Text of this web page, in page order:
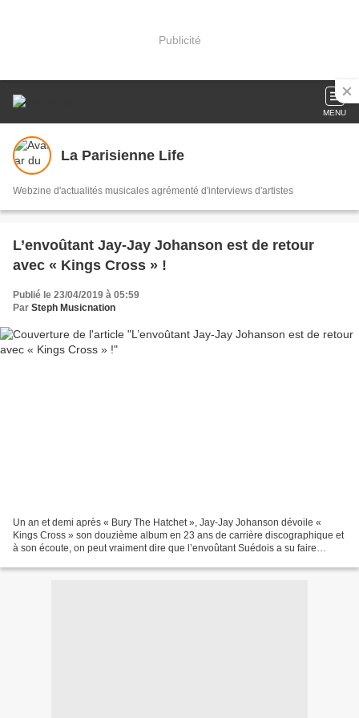
Publicité
MENU
La Parisienne Life
Webzine d'actualités musicales agrémenté d'interviews d'artistes
L’envoûtant Jay-Jay Johanson est de retour
avec « Kings Cross » !
Publié le 23/04/2019 à 05:59
Par Steph Musicnation
Un an et demi après « Bury The Hatchet », Jay-Jay Johanson dévoile «
Kings Cross » son douzième album en 23 ans de carrière discographique et
à son écoute, on peut vraiment dire que l’envoûtant Suédois a su faire